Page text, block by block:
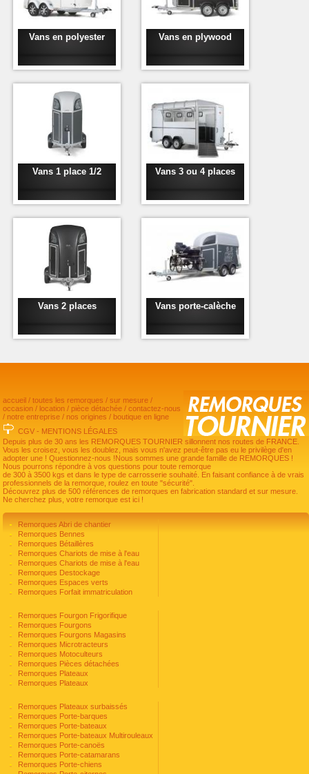
Vans en polyester Vans en plywood
Vans 1 place 1/2 Vans 3 ou 4 places
Vans 2 places Vans porte-calèche
accueil /toutes les remorques /sur mesure /
occasion / location / pièce détachée /contactez-nous
/ notre entreprise / nos origines / boutique en ligne
CGV - MENTIONS LÉGALES
Depuis plus de 30 ans les REMORQUES TOURNIER sillonnent nos routes de FRANCE.
Vous les croisez, vous les doublez, mais vous n'avez peut-être pas eu le privilège d'en
adopter une ! Questionnez-nous !Nous sommes une grande famille de REMORQUES !
Nous pourrons répondre à vos questions pour toute remorque
de 300 à 3500 kgs et dans le type de carrosserie souhaité. En faisant confiance à de vrais
professionnels de la remorque, roulez en toute "sécurité".
Découvrez plus de 500 références de remorques en fabrication standard et sur mesure.
Ne cherchez plus, votre remorque est ici !
Remorques Abri de chantier
Remorques Bennes
Remorques Bétaillères
Remorques Chariots de mise à l'eau
Remorques Chariots de mise à l'eau
Remorques Destockage
Remorques Espaces verts
Remorques Forfait immatriculation
Remorques Fourgon Frigorifique
Remorques Fourgons
Remorques Fourgons Magasins
Remorques Microtracteurs
Remorques Motoculteurs
Remorques Pièces détachées
Remorques Plateaux
Remorques Plateaux
Remorques Plateaux surbaissés
Remorques Porte-barques
Remorques Porte-bateaux
Remorques Porte-bateaux Multirouleaux
Remorques Porte-canoës
Remorques Porte-catamarans
Remorques Porte-chiens